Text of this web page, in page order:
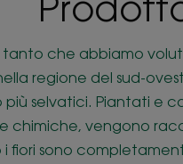
tanto che abbiamo
regione del sud-
selvatici. Piantati e
chimiche, vengono
fiori sono